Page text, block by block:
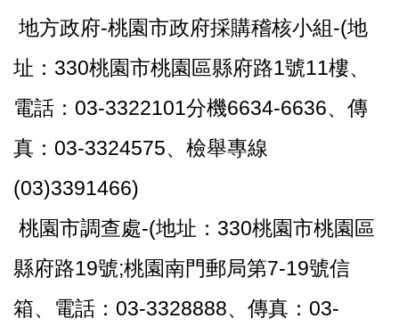
地方政府-桃園市政府採購稽核小組-(地
址：330桃園市桃園區縣府路1號11樓、
電話：03-3322101分機6634-6636、傳
真：03-3324575、檢舉專線
(03)3391466)
桃園市調查處-(地址：330桃園市桃園區
縣府路19號;桃園南門郵局第7-19號信
箱、電話：03-3328888、傳真：03-